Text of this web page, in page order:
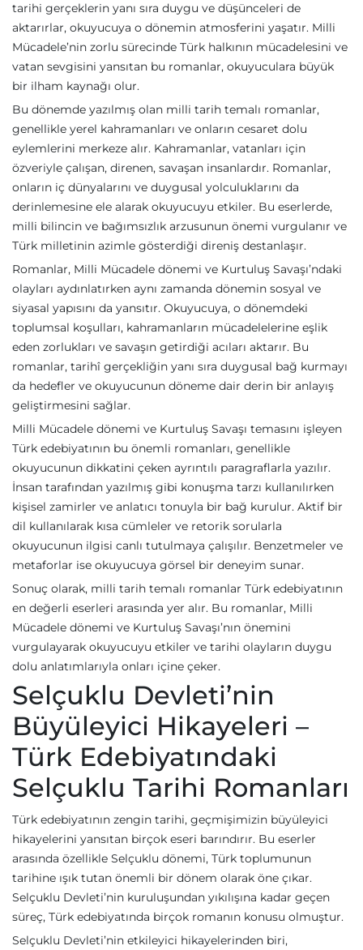
tarihi gerçeklerin yanı sıra duygu ve düşünceleri de
aktarırlar, okuyucuya o dönemin atmosferini yaşatır. Milli
Mücadele’nin zorlu sürecinde Türk halkının mücadelesini ve
vatan sevgisini yansıtan bu romanlar, okuyuculara büyük
bir ilham kaynağı olur.
Bu dönemde yazılmış olan milli tarih temalı romanlar,
genellikle yerel kahramanları ve onların cesaret dolu
eylemlerini merkeze alır. Kahramanlar, vatanları için
özveriyle çalışan, direnen, savaşan insanlardır. Romanlar,
onların iç dünyalarını ve duygusal yolculuklarını da
derinlemesine ele alarak okuyucuyu etkiler. Bu eserlerde,
milli bilincin ve bağımsızlık arzusunun önemi vurgulanır ve
Türk milletinin azimle gösterdiği direniş destanlaşır.
Romanlar, Milli Mücadele dönemi ve Kurtuluş Savaşı’ndaki
olayları aydınlatırken aynı zamanda dönemin sosyal ve
siyasal yapısını da yansıtır. Okuyucuya, o dönemdeki
toplumsal koşulları, kahramanların mücadelelerine eşlik
eden zorlukları ve savaşın getirdiği acıları aktarır. Bu
romanlar, tarihî gerçekliğin yanı sıra duygusal bağ kurmayı
da hedefler ve okuyucunun döneme dair derin bir anlayış
geliştirmesini sağlar.
Milli Mücadele dönemi ve Kurtuluş Savaşı temasını işleyen
Türk edebiyatının bu önemli romanları, genellikle
okuyucunun dikkatini çeken ayrıntılı paragraflarla yazılır.
İnsan tarafından yazılmış gibi konuşma tarzı kullanılırken
kişisel zamirler ve anlatıcı tonuyla bir bağ kurulur. Aktif bir
dil kullanılarak kısa cümleler ve retorik sorularla
okuyucunun ilgisi canlı tutulmaya çalışılır. Benzetmeler ve
metaforlar ise okuyucuya görsel bir deneyim sunar.
Sonuç olarak, milli tarih temalı romanlar Türk edebiyatının
en değerli eserleri arasında yer alır. Bu romanlar, Milli
Mücadele dönemi ve Kurtuluş Savaşı’nın önemini
vurgulayarak okuyucuyu etkiler ve tarihi olayların duygu
dolu anlatımlarıyla onları içine çeker.
Selçuklu Devleti’nin
Büyüleyici Hikayeleri –
Türk Edebiyatındaki
Selçuklu Tarihi Romanları
Türk edebiyatının zengin tarihi, geçmişimizin büyüleyici
hikayelerini yansıtan birçok eseri barındırır. Bu eserler
arasında özellikle Selçuklu dönemi, Türk toplumunun
tarihine ışık tutan önemli bir dönem olarak öne çıkar.
Selçuklu Devleti’nin kuruluşundan yıkılışına kadar geçen
süreç, Türk edebiyatında birçok romanın konusu olmuştur.
Selçuklu Devleti’nin etkileyici hikayelerinden biri,